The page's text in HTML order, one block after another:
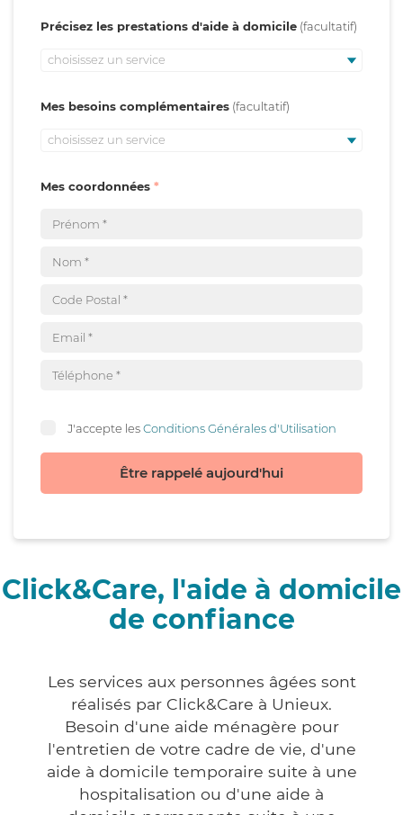
Précisez les prestations d'aide à domicile
choisissez un service
Mes besoins complémentaires
choisissez un service
Mes coordonnées
J'accepte lesConditions Générales d'Utilisation
Être rappelé aujourd'hui
Click&Care, l'aide à domicile
de confiance
Les services aux personnes âgées sont
réalisés par Click&Care à Unieux.
Besoin d'une aide ménagère pour
l'entretien de votre cadre de vie, d'une
aide à domicile temporaire suite à une
hospitalisation ou d'une aide à